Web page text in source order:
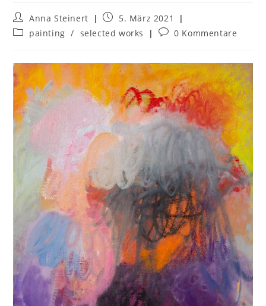
Anna Steinert
5. März 2021
painting / selected works 0 Kommentare